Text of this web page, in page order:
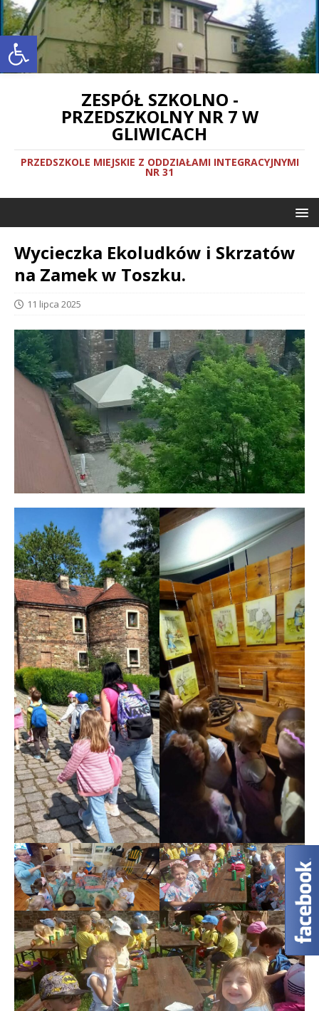
Otwórz pasek narzędzi
ZESPÓŁ SZKOLNO -
PRZEDSZKOLNY NR 7 W
GLIWICACH
PRZEDSZKOLE MIEJSKIE Z ODDZIAŁAMI INTEGRACYJNYMI
NR 31
Wycieczka Ekoludków i Skrzatów
na Zamek w Toszku.
11 lipca 2025